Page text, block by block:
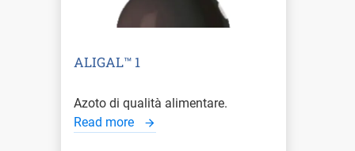
ALIGAL™ 1
Azoto di qualità alimentare.
Read more